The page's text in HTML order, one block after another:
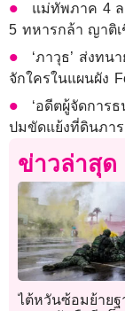
แม่ทัพภาค 4 ล
5 ทหารกล้า ญา
‘ภาวุธ’ ส่งทน
จักใครในแผนผัง
‘อดีตผู้จัดการ
ปมขัดแย้งที่ดินภาร
ข่าวล่าสุด
ไต้หวันซ้อมย้ายฐ